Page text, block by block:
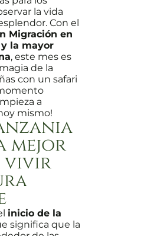
la vida
Con el
Migración en
la mayor
, este mes es
de la
con un safari
a
mismo!
mejor
vivir
inicio de la
significa que la